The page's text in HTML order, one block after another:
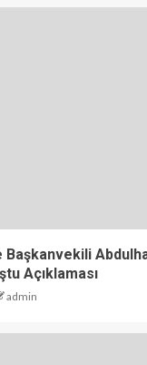
Başkanvekili
Açıklaması
admin